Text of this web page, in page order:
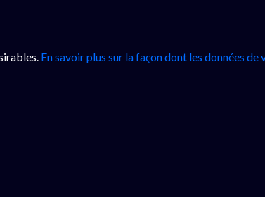
En savoir plus sur la façon dont les données